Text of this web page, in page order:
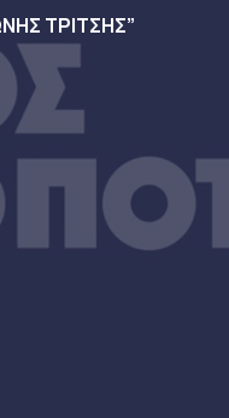
ΤΡΙΤΣΗΣ”